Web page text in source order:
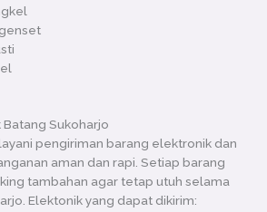
Batang Sukoharjo
pengiriman barang elektronik dan
aman dan rapi. Setiap barang
tambahan agar tetap utuh selama
Elektonik yang dapat dikirim: